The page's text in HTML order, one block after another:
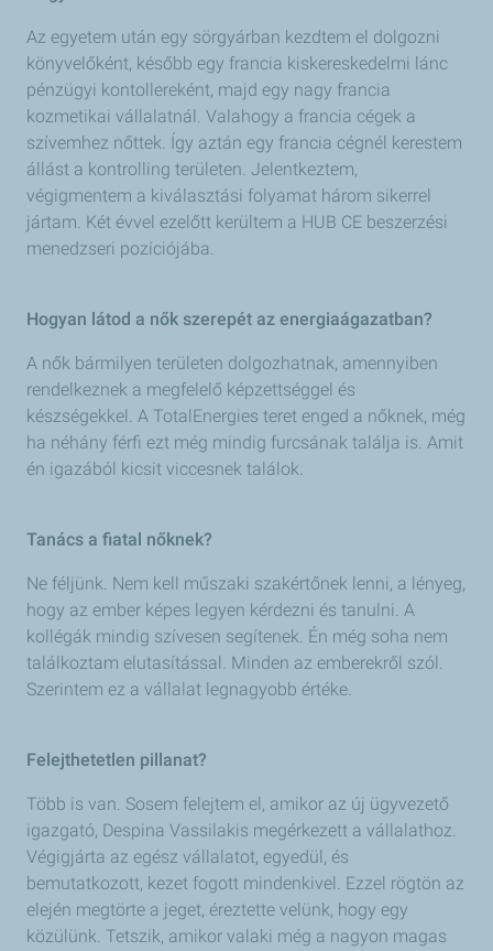
Az egyetem után egy sörgyárban kezdtem el dolgozni
könyvelőként, később egy francia kiskereskedelmi lánc
pénzügyi kontollereként, majd egy nagy francia
kozmetikai vállalatnál. Valahogy a francia cégek a
szívemhez nőttek. Így aztán egy francia cégnél kerestem
állást a kontrolling területen. Jelentkeztem,
végigmentem a kiválasztási folyamat három sikerrel
jártam. Két évvel ezelőtt kerültem a HUB CE beszerzési
menedzseri pozíciójába.
Hogyan látod a nők szerepét az energiaágazatban?
A nők bármilyen területen dolgozhatnak, amennyiben
rendelkeznek a megfelelő képzettséggel és
készségekkel. A TotalEnergies teret enged a nőknek, még
ha néhány férfi ezt még mindig furcsának találja is. Amit
én igazából kicsit viccesnek találok.
Tanács a fiatal nőknek?
Ne féljünk. Nem kell műszaki szakértőnek lenni, a lényeg,
hogy az ember képes legyen kérdezni és tanulni. A
kollégák mindig szívesen segítenek. Én még soha nem
találkoztam elutasítással. Minden az emberekről szól.
Szerintem ez a vállalat legnagyobb értéke.
Felejthetetlen pillanat?
Több is van. Sosem felejtem el, amikor az új ügyvezető
igazgató, Despina Vassilakis megérkezett a vállalathoz.
Végigjárta az egész vállalatot, egyedül, és
bemutatkozott, kezet fogott mindenkivel. Ezzel rögtön az
elején megtörte a jeget, éreztette velünk, hogy egy
közülünk. Tetszik, amikor valaki még a nagyon magas